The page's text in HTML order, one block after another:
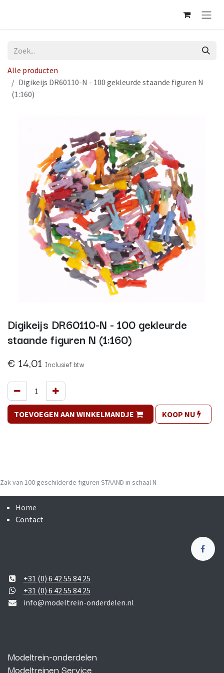
Alle producten
Digikeijs DR60110-N - 100 gekleurde staande figuren N
(1:160)
Digikeijs DR60110-N - 100 gekleurde
staande figuren N (1:160)
€ 14,01 Inclusief btw
TOEVOEGEN AAN WINKELMANDJE KOOP NU
Zak van 100 geschilderde figuren STAAND in schaal N
Home
Contact
+31 (0) 6 42 55 84 25
+31 (0) 6 42 55 84 25
info@modeltrein-onderdelen.nl
Modeltrein-onderdelen
Modeltreinen Service